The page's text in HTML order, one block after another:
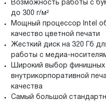
Возможность работы с
до 300 г/м²
Мощный процессор Intel
качество цветной печати
Жесткий диск на 320 Гб
работы с медиа-
Широкий выбор финишных
внутрикорпоративной
качества
Самый большой